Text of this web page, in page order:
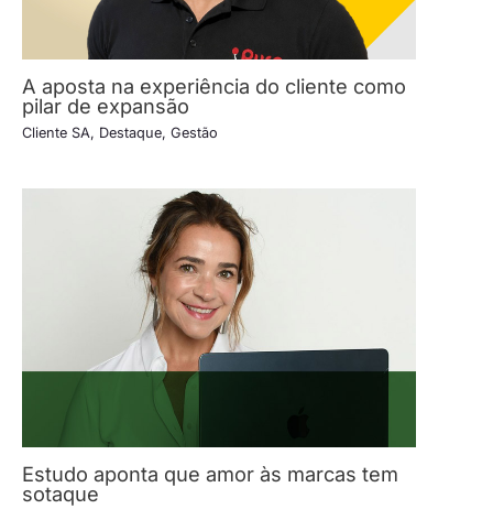
A aposta na experiência do cliente como
pilar de expansão
Cliente SA, Destaque, Gestão
Estudo aponta que amor às marcas tem
sotaque